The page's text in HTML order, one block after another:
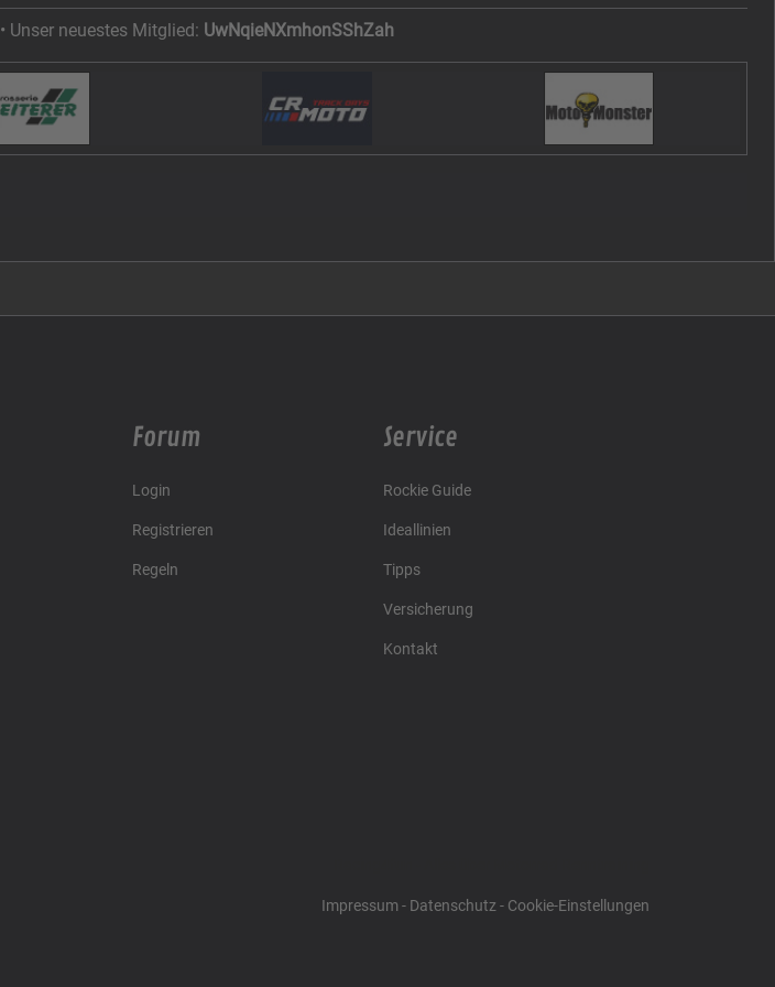
• Unser neuestes Mitglied: UwNqieNXmhonSShZah
Forum
Login
Registrieren
Regeln
Service
Rockie Guide
Ideallinien
Tipps
Versicherung
Kontakt
Impressum - Datenschutz- Cookie-Einstellungen